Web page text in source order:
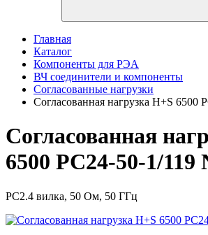
Главная
Каталог
Компоненты для РЭА
ВЧ соединители и компоненты
Согласованные нагрузки
Согласованная нагрузка H+S 6500
Согласованная
6500 PC24-50-1/119
PC2.4 вилка, 50 Ом, 50 ГГц